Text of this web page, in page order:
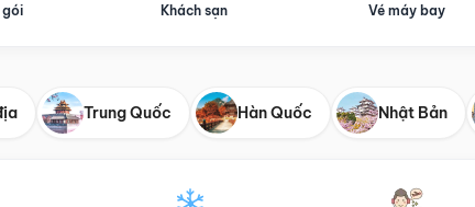
gói Khách sạn Vé máy bay
Trung Quốc Hàn Quốc Nhật Bản